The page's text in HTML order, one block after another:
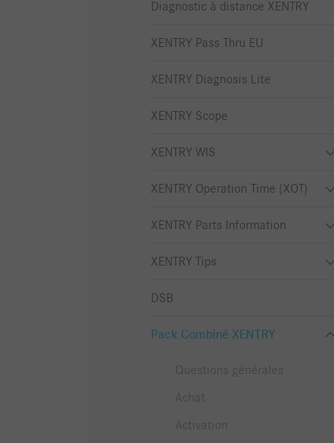
Diagnostic à distance XENTRY
XENTRY Pass Thru EU
XENTRY Diagnosis Lite
XENTRY Scope
XENTRY WIS
XENTRY Operation Time (XOT)
XENTRY Parts Information
XENTRY Tips
DSB
Pack Combiné XENTRY